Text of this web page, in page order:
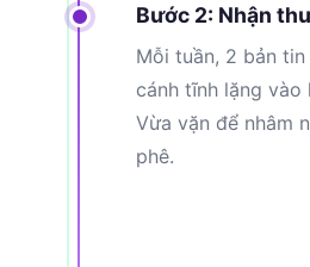
Bước 2: Nhận
Mỗi tuần, 2 bản tin
cánh tĩnh lặng vào
Vừa vặn để nhâm
phê.